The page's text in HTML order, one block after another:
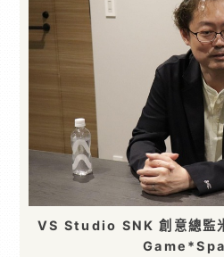
VS Studio SNK 創意總監